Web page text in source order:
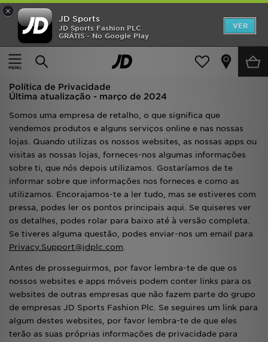
×
JD Sports
JD Sports Fashion PLC
GRÁTIS - No Google Play
VER
Página principal
Privacidade
Privacidade
Política de Privacidade
Última atualização - março de 2024
Somos uma empresa de retalho, o que significa que
vendemos produtos e alguns serviços online e nas nossas
lojas. Quando utilizas os nossos websites, as nossas apps ou
visitas as nossas lojas, forneces-nos algumas informações
sobre ti, que nós depois utilizamos. Gostaríamos de te
informar sobre que informações nos forneces e como as
utilizamos. Encorajamos-te a ler tudo, mas se estiveres com
pressa, podes ler os pontos principais aqui. Se quiseres ver
os detalhes, podes rolar para baixo até à versão completa.
Se tiveres alguma questão, podes enviar-nos um email para
Privacy.Support@jdplc.com.
Antes de prosseguirmos, por favor lembra-te de que os
nossos websites e apps móveis podem conter links para os
websites de outras empresas que não fazem parte do grupo
de empresas JD Sports Fashion Plc. Se seguires um link para
algum destes websites, por favor lembra-te de que eles
terão as suas próprias informações de privacidade para
INÍCIO
Promoções
HOMEM
MULHER
CRIANÇA
ESTILO
DESPORTO
FUTEBOL JD
VER MARCAS
LOCALIZADOR DE LOJAS
MENSAGENS